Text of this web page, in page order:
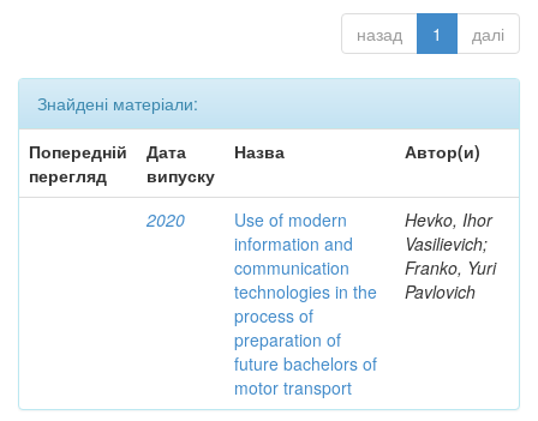
назад 1 далі
Знайдені матеріали:
Попередній
перегляд
Дата
випуску
Назва Автор(и)
2020
Use of modern
information and
communication
technologies in the
process of
preparation of
future bachelors of
motor transport
Hevko, Ihor
Vasilievich;
Franko, Yuri
Pavlovich